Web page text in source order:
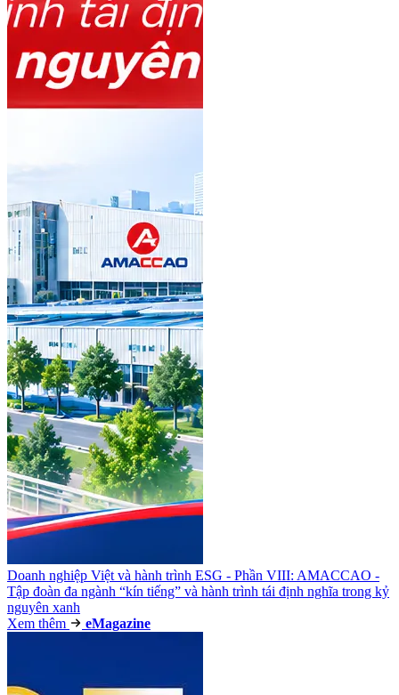
Doanh nghiệp Việt và hành trình ESG - Phần VIII: AMACCAO -
Tập đoàn đa ngành “kín tiếng” và hành trình tái định nghĩa trong kỷ
nguyên xanh
Xem thêm
eMagazine